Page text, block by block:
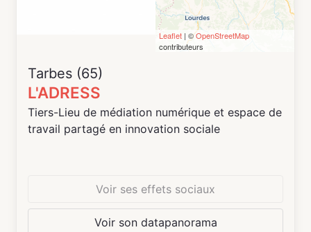
Leaflet | ©OpenStreetMap
contributeurs
Tarbes (65)
L'ADRESS
Tiers-Lieu de médiation numérique et espace de
travail partagé en innovation sociale
Voir ses effets sociaux
Voir son datapanorama